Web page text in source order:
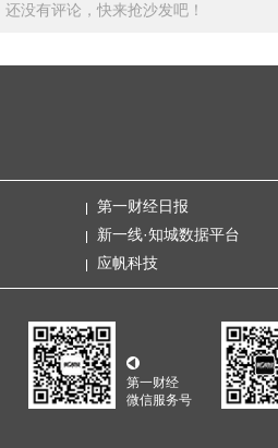
还没有评论，快来抢沙发吧！
第一财经日报
新一线·知城数据平台
应帆科技
第一财经
微信服务号